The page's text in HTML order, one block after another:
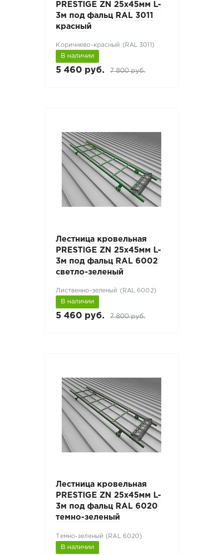
PRESTIGE ZN 25x45мм L-
3м под фальц RAL 3011
красный
Коричнево-красный (RAL 3011)
В наличии
5 460 руб. 7 800 руб.
Лестница кровельная
PRESTIGE ZN 25x45мм L-
3м под фальц RAL 6002
светло-зеленый
Лиственно-зеленый (RAL 6002)
В наличии
5 460 руб. 7 800 руб.
Лестница кровельная
PRESTIGE ZN 25x45мм L-
3м под фальц RAL 6020
темно-зеленый
Темно-зеленый (RAL 6020)
В наличии